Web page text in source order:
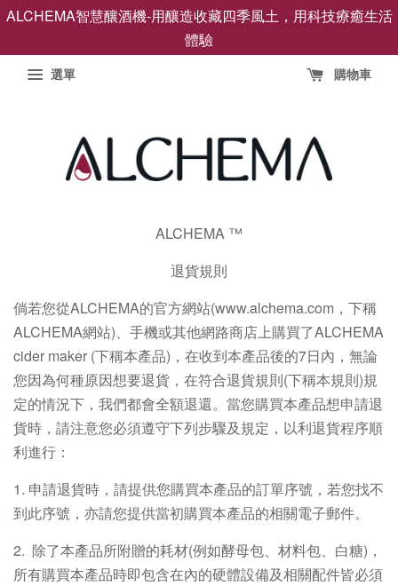
ALCHEMA智慧釀酒機-用釀造收藏四季風土，用科技療癒生活
體驗
選單 購物車
ALCHEMA ™
退貨規則
倘若您從ALCHEMA的官方網站(www.alchema.com，下稱
ALCHEMA網站)、手機或其他網路商店上購買了ALCHEMA
cider maker (下稱本產品)，在收到本產品後的7日內，無論
您因為何種原因想要退貨，在符合退貨規則(下稱本規則)規
定的情況下，我們都會全額退還。當您購買本產品想申請退
貨時，請注意您必須遵守下列步驟及規定，以利退貨程序順
利進行：
1. 申請退貨時，請提供您購買本產品的訂單序號，若您找不
到此序號，亦請您提供當初購買本產品的相關電子郵件。
2. 除了本產品所附贈的耗材(例如酵母包、材料包、白糖)，
所有購買本產品時即包含在內的硬體設備及相關配件皆必須